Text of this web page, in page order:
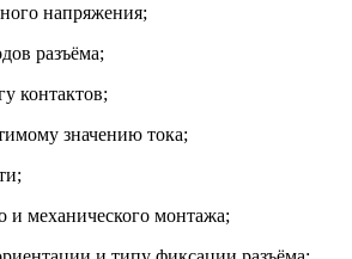
напряжения;
разъёма;
контактов;
значению тока;
и механического монтажа;